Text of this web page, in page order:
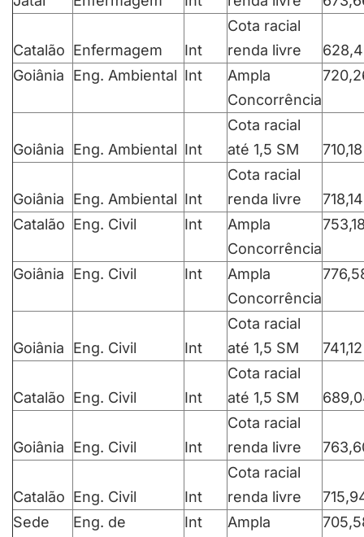
Catalão Enfermagem Int
Cota racial
renda livre
Goiânia
Eng. Ambiental Int
Ampla
Concorrência
Goiânia Eng. Ambiental Int
Cota racial
até 1,5 SM
710,18
Goiânia Eng. Ambiental Int
Cota racial
renda livre
718,14
Catalão Eng. Civil Int
Ampla
Concorrência
Goiânia Eng. Civil Int
Ampla
Concorrência
Goiânia Eng. Civil Int
Cota racial
até 1,5 SM
741,12
Catalão Eng. Civil Int
Cota racial
até 1,5 SM
Goiânia Eng. Civil Int
Cota racial
renda livre
Catalão Eng. Civil Int
Cota racial
renda livre
Sede
Eng. de
Int
Ampla